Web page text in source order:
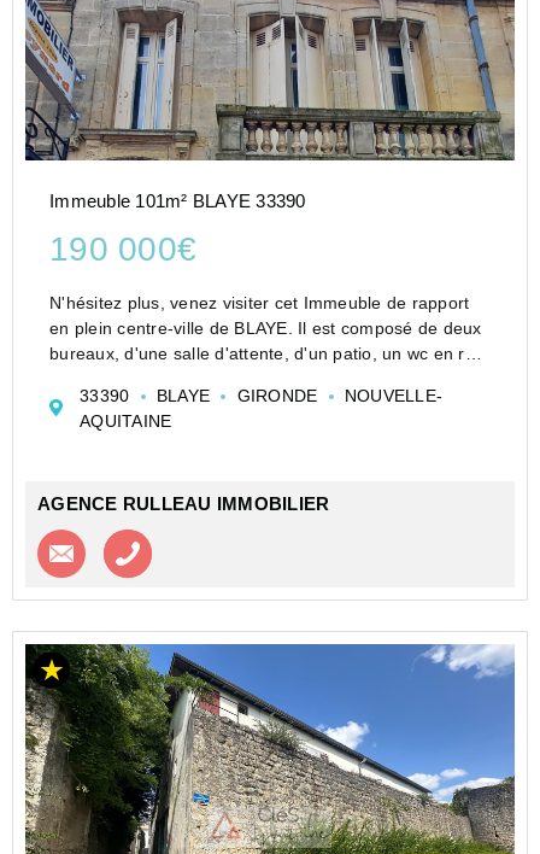
Immeuble 101m² BLAYE 33390
190 000€
N'hésitez plus, venez visiter cet Immeuble de rapport
en plein centre-ville de BLAYE. Il est composé de deux
bureaux, d'une salle d'attente, d'un patio, un wc en rez-
comprend 2 bureau...
33390 BLAYE GIRONDE
NOUVELLE-
AQUITAINE
AGENCE RULLEAU IMMOBILIER
Contacter l'agence